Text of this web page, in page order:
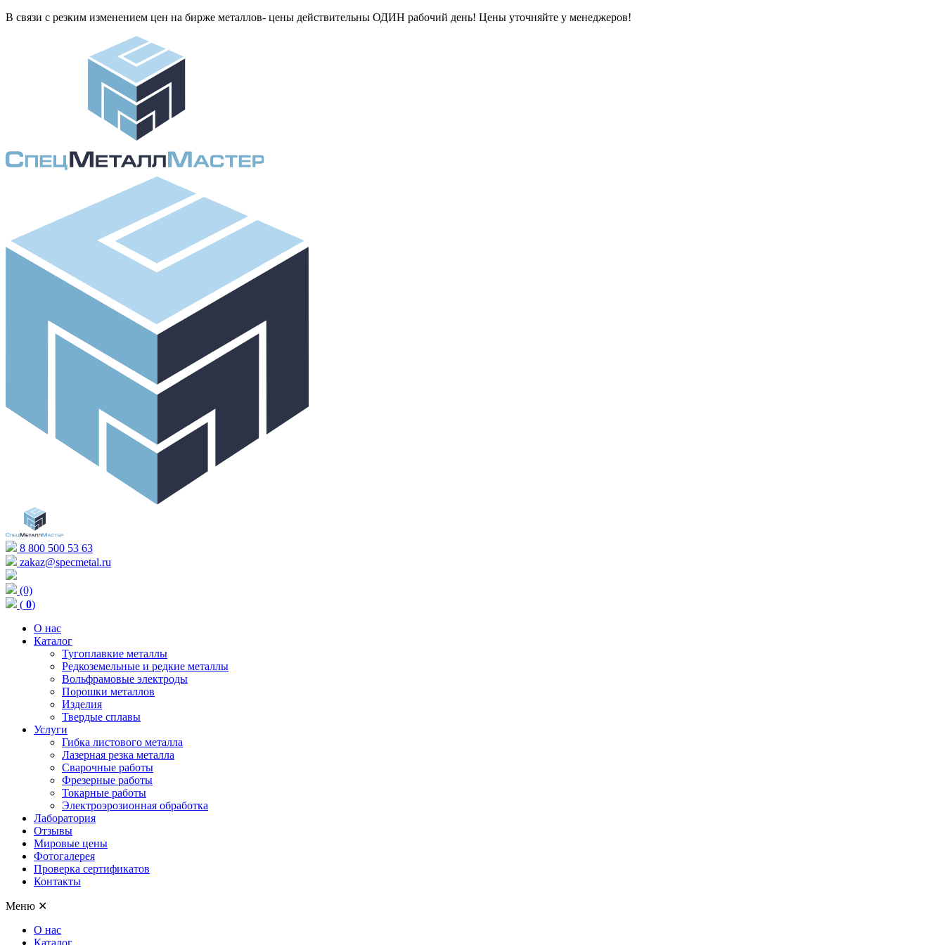
В связи с резким изменением цен на бирже металлов- цены действительны ОДИН рабочий день! Цены уточняйте у менеджеров!
8 800 500 53 63
zakaz@specmetal.ru
(0)
( 0)
О нас
Каталог
Тугоплавкие металлы
Редкоземельные и редкие металлы
Вольфрамовые электроды
Порошки металлов
Изделия
Твердые сплавы
Услуги
Гибка листового металла
Лазерная резка металла
Сварочные работы
Фрезерные работы
Токарные работы
Электроэрозионная обработка
Лаборатория
Отзывы
Мировые цены
Фотогалерея
Проверка сертификатов
Контакты
Меню ✕
О нас